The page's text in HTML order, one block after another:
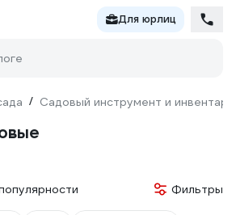
Для юрлиц
/ Садовый инструмент и инвентарь
Фильтры